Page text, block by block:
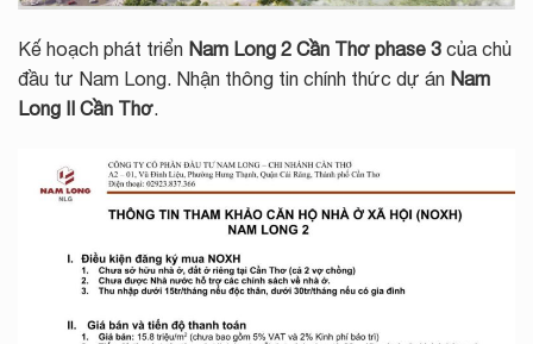
Kế hoạch phát triển Nam Long 2 Cần Thơ phase 3 của chủ
đầu tư Nam Long. Nhận thông tin chính thức dự án Nam
Long II Cần Thơ.